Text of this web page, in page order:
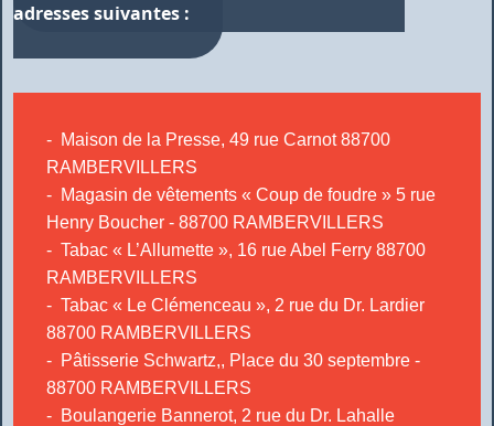
adresses suivantes :
- Maison de la Presse, 49 rue Carnot 88700
RAMBERVILLERS
- Magasin de vêtements « Coup de foudre » 5 rue
Henry Boucher - 88700 RAMBERVILLERS
- Tabac « L’Allumette », 16 rue Abel Ferry 88700
RAMBERVILLERS
- Tabac « Le Clémenceau », 2 rue du Dr. Lardier
88700 RAMBERVILLERS
- Pâtisserie Schwartz,, Place du 30 septembre -
88700 RAMBERVILLERS
- Boulangerie Bannerot, 2 rue du Dr. Lahalle